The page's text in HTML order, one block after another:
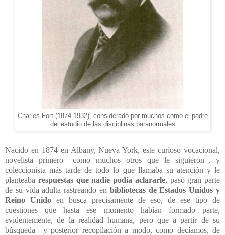
Charles Fort (1874-1932), considerado por muchos como el padre
del estudio de las disciplinas paranormales
Nacido en 1874 en Albany, Nueva York, este curioso vocacional,
novelista primero –como muchos otros que le siguieron–, y
coleccionista más tarde de todo lo que llamaba su atención y le
planteaba respuestas que nadie podía aclararle, pasó gran parte
de su vida adulta rastreando en bibliotecas de Estados Unidos y
Reino Unidoen busca precisamente de eso, de ese tipo de
cuestiones que hasta ese momento habían formado parte,
evidentemente, de la realidad humana, pero que a partir de su
búsqueda –y posterior recopilación a modo, como decíamos, de